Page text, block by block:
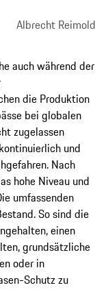
Albrecht Reimold
auch während der
die Produktion
bei globalen
zugelassen
und
Nach
hohe Niveau und
umfassenden
So sind die
einen
grundsätzliche
oder in
Schutz zu